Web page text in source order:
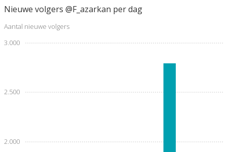
Nieuwe volgers @F_azarkan per dag
Aantal nieuwe volgers
2.000
2.500
3.000